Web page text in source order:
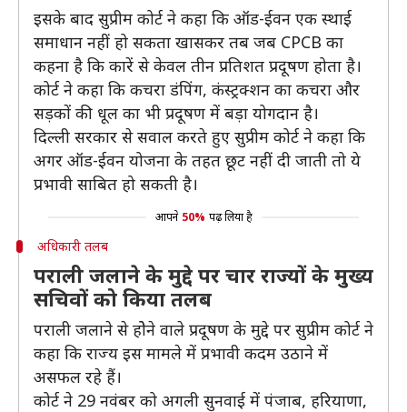
इसके बाद सुप्रीम कोर्ट ने कहा कि ऑड-ईवन एक स्थाई
समाधान नहीं हो सकता खासकर तब जब CPCB का
कहना है कि कारें से केवल तीन प्रतिशत प्रदूषण होता है।
कोर्ट ने कहा कि कचरा डंपिंग, कंस्ट्रक्शन का कचरा और
सड़कों की धूल का भी प्रदूषण में बड़ा योगदान है।
दिल्ली सरकार से सवाल करते हुए सुप्रीम कोर्ट ने कहा कि
अगर ऑड-ईवन योजना के तहत छूट नहीं दी जाती तो ये
प्रभावी साबित हो सकती है।
आपने 50% पढ़ लिया है
अधिकारी तलब
पराली जलाने के मुद्दे पर चार राज्यों के मुख्य
सचिवों को किया तलब
पराली जलाने से होेने वाले प्रदूषण के मुद्दे पर सुप्रीम कोर्ट ने
कहा कि राज्य इस मामले में प्रभावी कदम उठाने में
असफल रहे हैं।
कोर्ट ने 29 नवंबर को अगली सुनवाई में पंजाब, हरियाणा,